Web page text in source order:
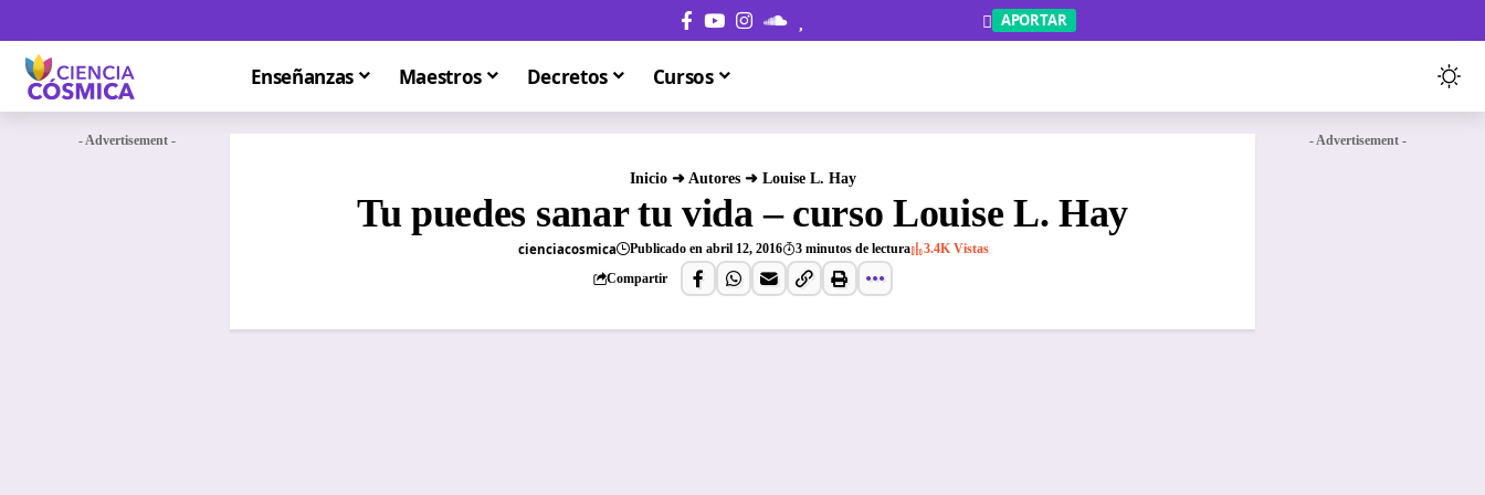
APORTAR
Enseñanzas Maestros Decretos Cursos
- Advertisement -
Inicio➜ Autores➜ Louise L. Hay
Tu puedes sanar tu vida – curso Louise L. Hay
cienciacosmica Publicado en abril 12, 2016 3 minutos de lectura 3.4K Vistas
Compartir
- Advertisement -